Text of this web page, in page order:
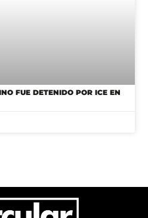
FUE DETENIDO POR ICE EN